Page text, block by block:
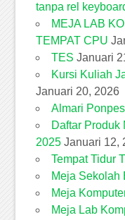
tanpa rel
MEJA LAB
TEMPAT CPU
TES Januari
Kursi Kuliah
Januari 20, 2026
Almari
Daftar
2025 Januari 12,
Tempat Tidur
Meja Sekolah
Meja
Meja Lab